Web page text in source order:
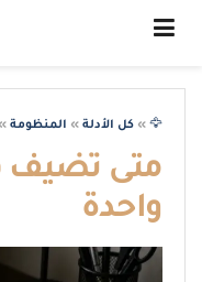
🦅
» كل الأدلة » المنظومة »
متى تضيف
واحدة